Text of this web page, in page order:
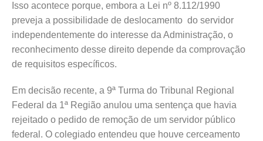
Isso acontece porque, embora a Lei nº 8.112/1990
preveja a possibilidade de deslocamento do servidor
independentemente do interesse da Administração, o
reconhecimento desse direito depende da comprovação
de requisitos específicos.
Em decisão recente, a 9ª Turma do Tribunal Regional
Federal da 1ª Região anulou uma sentença que havia
rejeitado o pedido de remoção de um servidor público
federal. O colegiado entendeu que houve cerceamento